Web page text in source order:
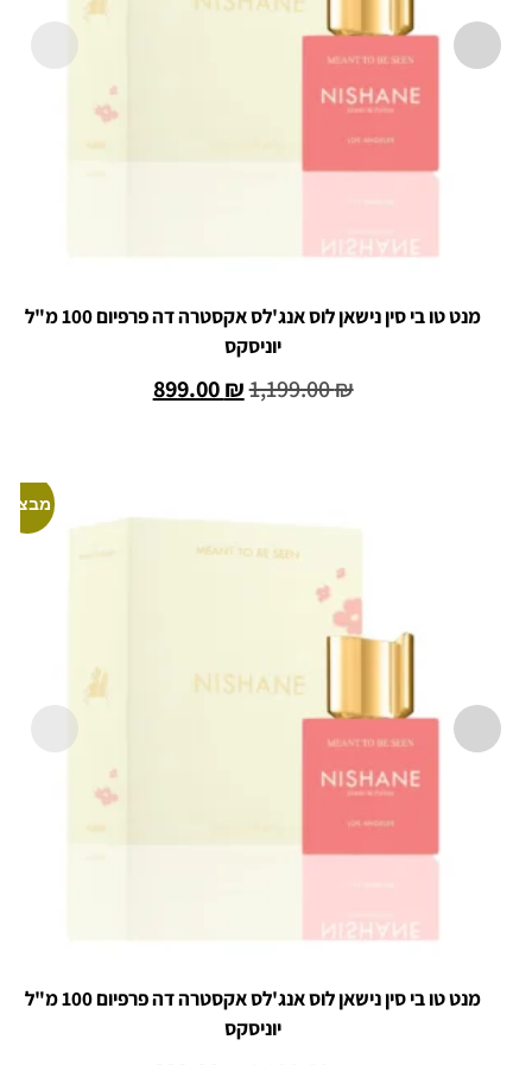
מנט טו בי סין נישאן לוס אנג'לס אקסטרה דה פרפיום 100 מ"ל
יוניסקס
1,199.00₪
899.00₪
מבצע!
מנט טו בי סין נישאן לוס אנג'לס אקסטרה דה פרפיום 100 מ"ל
יוניסקס